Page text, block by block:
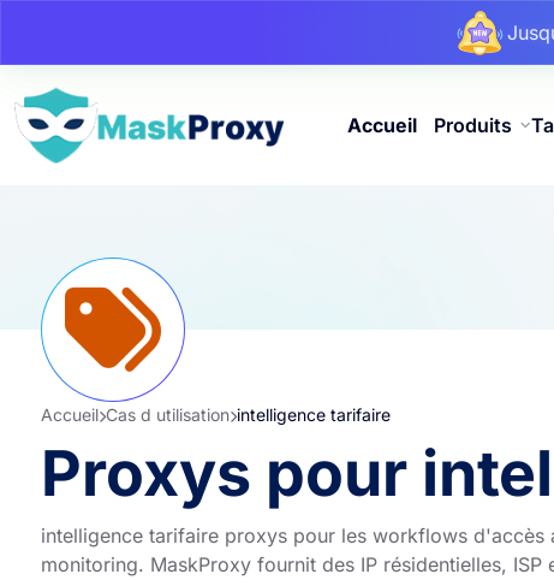
Accueil Produits
Accueil Cas d utilisation intelligence tarifaire
Proxys pour
intelligence tarifaire proxys pour les workflows
monitoring. MaskProxy fournit des IP résidentielles,